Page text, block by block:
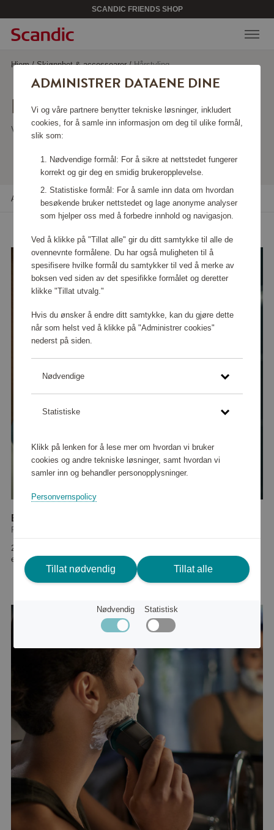
SCANDIC FRIENDS SHOP
Hjem/Skjønnhet & accessoarer/Hårstyling
HÅRSTYLING
Viser 17 produkter
Alle filtre
Barbermaskin Series 5000 Wet & Dry S5884/79
Philips
221 280 poeng
eller
2 766 kr
ADMINISTRER DATAENE DINE
Vi og våre partnere benytter tekniske løsninger, inkludert
cookies, for å samle inn informasjon om deg til ulike formål,
slik som:
Nødvendige formål: For å sikre at nettstedet fungerer
korrekt og gir deg en smidig brukeropplevelse.
Statistiske formål: For å samle inn data om hvordan
besøkende bruker nettstedet og lage anonyme analyser
som hjelper oss med å forbedre innhold og navigasjon.
Ved å klikke på "Tillat alle" gir du ditt samtykke til alle de
ovennevnte formålene. Du har også muligheten til å
spesifisere hvilke formål du samtykker til ved å merke av
boksen ved siden av det spesifikke formålet og deretter
klikke "Tillat utvalg."
Hvis du ønsker å endre ditt samtykke, kan du gjøre dette
når som helst ved å klikke på "Administrer cookies"
nederst på siden.
Nødvendige
Statistiske
Klikk på lenken for å lese mer om hvordan vi bruker
cookies og andre tekniske løsninger, samt hvordan vi
samler inn og behandler personopplysninger.
Personvernspolicy
Tillat nødvendig Tillat alle
Nødvendig Statistisk